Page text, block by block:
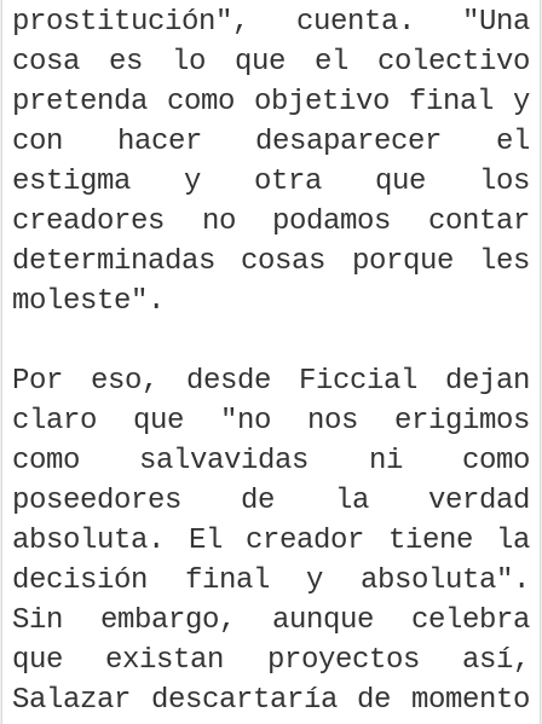
prostitución", cuenta. "Una
cosa es lo que el colectivo
pretenda como objetivo final y
con hacer desaparecer el
estigma y otra que los
creadores no podamos contar
determinadas cosas porque les
moleste".
Por eso, desde Ficcial dejan
claro que "no nos erigimos
como salvavidas ni como
poseedores de la verdad
absoluta. El creador tiene la
decisión final y absoluta".
Sin embargo, aunque celebra
que existan proyectos así,
Salazar descartaría de momento